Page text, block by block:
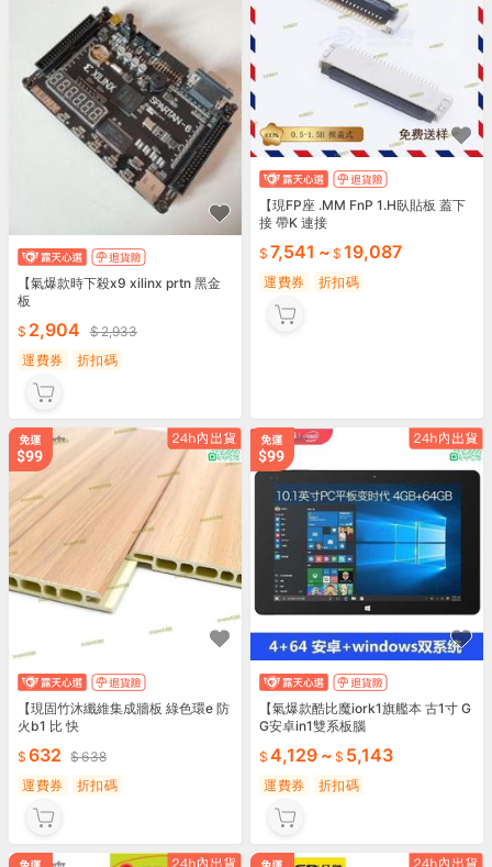
【氣爆款時下殺x9 xilinx prtn 黑金
板
2,904
2,933
運費券
折扣碼
【現FP座 .MM FnP 1.H臥貼板 蓋下
接 帶K 連接
7,541 ~ 19,087
運費券 折扣碼
【現固竹沐纖維集成牆板 綠色環e 防
火b1 比 快
632
638
運費券
折扣碼
【氣爆款酷比魔iork1旗艦本 古1寸 G
G安卓in1雙系板腦
4,129 ~ 5,143
運費券 折扣碼